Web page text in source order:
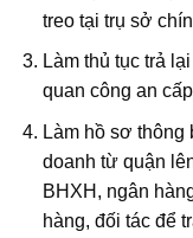
treo tại trụ sở
Làm thủ tục trả
quan công an
Làm hồ sơ thông
doanh từ quận
BHXH, ngân
hàng, đối tác để